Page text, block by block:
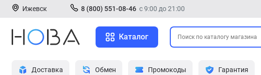
Ижевск 8 (800) 551-08-46 с 9:00 до 21:00
Каталог
Доставка Обмен Промокоды Гарантия